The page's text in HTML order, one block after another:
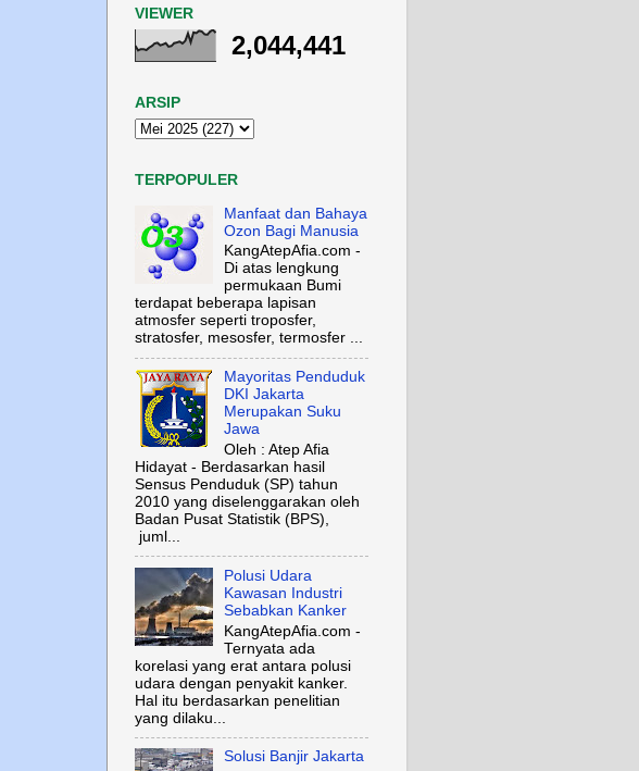
VIEWER
2,044,441
ARSIP
TERPOPULER
Manfaat dan Bahaya
Ozon Bagi Manusia
KangAtepAfia.com -
Di atas lengkung
permukaan Bumi
terdapat beberapa lapisan
atmosfer seperti troposfer,
stratosfer, mesosfer, termosfer ...
Mayoritas Penduduk
DKI Jakarta
Merupakan Suku
Jawa
Oleh : Atep Afia
Hidayat - Berdasarkan hasil
Sensus Penduduk (SP) tahun
2010 yang diselenggarakan oleh
Badan Pusat Statistik (BPS),
juml...
Polusi Udara
Kawasan Industri
Sebabkan Kanker
KangAtepAfia.com -
Ternyata ada
korelasi yang erat antara polusi
udara dengan penyakit kanker.
Hal itu berdasarkan penelitian
yang dilaku...
Solusi Banjir Jakarta